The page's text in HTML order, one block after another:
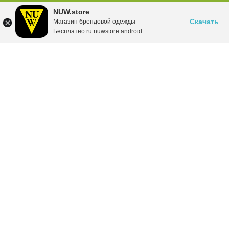
NUW.store
Магазин брендовой одежды
Бесплатно ru.nuwstore.android
Скачать